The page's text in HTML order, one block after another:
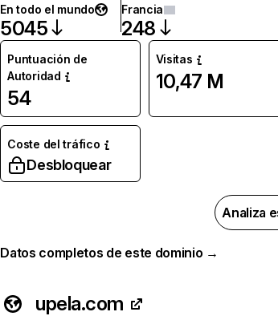
En todo el mundo
5045
Francia
248
Puntuación de
Autoridad
54
Visitas
10,47 M
Coste del tráfico
Desbloquear
Analiza
Datos completos de este dominio →
upela.com